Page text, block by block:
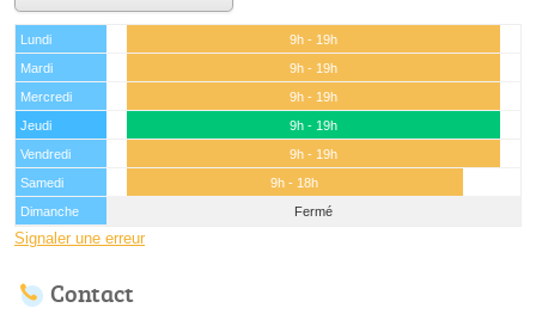
Lundi
9h - 19h
Mardi
9h - 19h
Mercredi
9h - 19h
Jeudi
9h - 19h
Vendredi
9h - 19h
Samedi
9h - 18h
Dimanche
Fermé
Signaler une erreur
Contact